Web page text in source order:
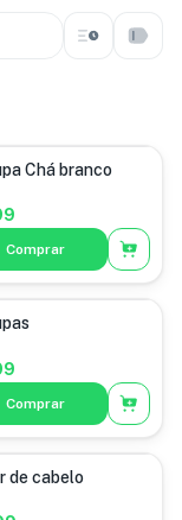
Chá branco
Comprar
Comprar
de cabelo